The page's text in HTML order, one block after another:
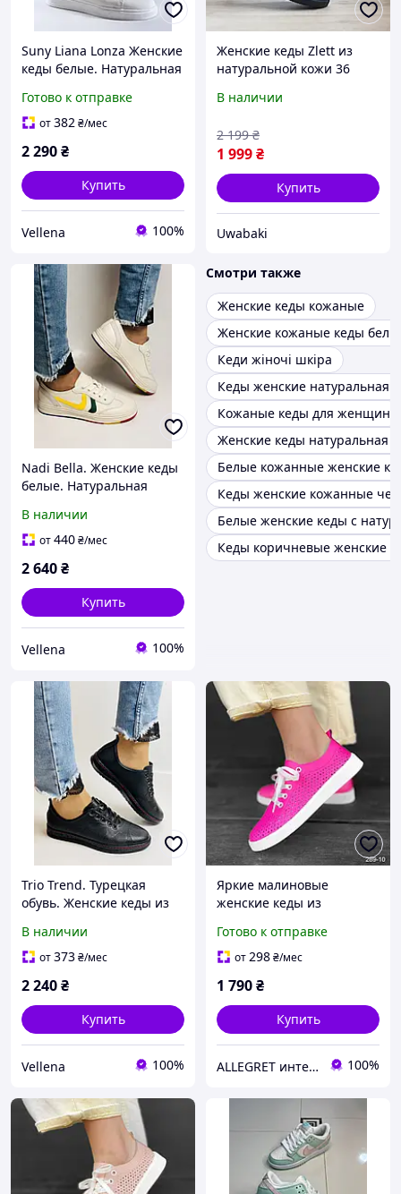
Suny Liana Lonza Женские
кеды белые. Натуральная
Готово к отправке
от382₴/мес
2 290₴
Купить
Vellena 100%
Женские кеды Zlett из
натуральной кожи 36
В наличии
1 999₴
2 199 ₴
Купить
Uwabaki
Nadi Bella. Женские кеды
белые. Натуральная
В наличии
от440₴/мес
2 640₴
Купить
Vellena 100%
Смотри также
Женские кеды кожаные
Женские кожаные кеды
Кеди жіночі шкіра
Кеды женские натуральная
Кожаные кеды для женщин
Женские кеды натуральная
Белые кожанные женские
Кеды женские кожанные
Белые женские кеды с
Кеды коричневые женские
Trio Trend. Турецкая
обувь. Женские кеды из
Размер 36
В наличии
от373₴/мес
2 240₴
Купить
Vellena 100%
Яркие малиновые
женские кеды из
Готово к отправке
от298₴/мес
1 790₴
Купить
ALLEGRET интернет-магазин обуви 100%